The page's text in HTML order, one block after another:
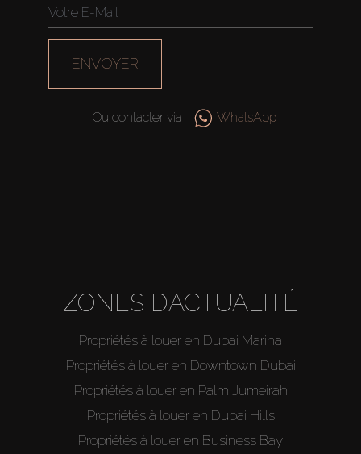
ENVOYER
Ou contacter via WhatsApp
ZONES D’ACTUALITÉ
Propriétés à louer en Dubai Marina
Propriétés à louer en Downtown Dubai
Propriétés à louer en Palm Jumeirah
Propriétés à louer en Dubai Hills
Propriétés à louer en Business Bay